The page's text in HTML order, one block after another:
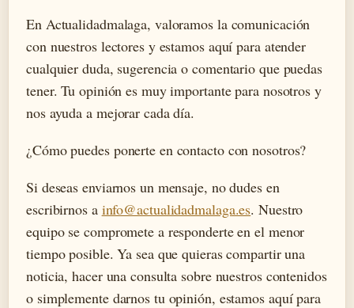
En Actualidadmalaga, valoramos la comunicación
con nuestros lectores y estamos aquí para atender
cualquier duda, sugerencia o comentario que puedas
tener. Tu opinión es muy importante para nosotros y
nos ayuda a mejorar cada día.
¿Cómo puedes ponerte en contacto con nosotros?
Si deseas enviarnos un mensaje, no dudes en
escribirnos a info@actualidadmalaga.es. Nuestro
equipo se compromete a responderte en el menor
tiempo posible. Ya sea que quieras compartir una
noticia, hacer una consulta sobre nuestros contenidos
o simplemente darnos tu opinión, estamos aquí para